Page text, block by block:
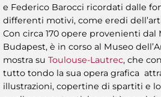
e Federico Barocci ricordati dalle
differenti motivi, come eredi
Con circa 170 opere provenienti
Budapest, è in corso al Museo
mostra su Toulouse-Lautrec, che
tutto tondo la sua opera grafica
illustrazioni, copertine di spartiti e